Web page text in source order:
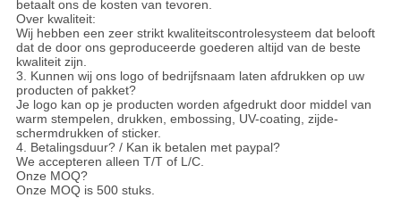
betaalt ons de kosten van tevoren.
Over kwaliteit:
Wij hebben een zeer strikt kwaliteitscontrolesysteem dat belooft
dat de door ons geproduceerde goederen altijd van de beste
kwaliteit zijn.
3. Kunnen wij ons logo of bedrijfsnaam laten afdrukken op uw
producten of pakket?
Je logo kan op je producten worden afgedrukt door middel van
warm stempelen, drukken, embossing, UV-coating, zijde-
schermdrukken of sticker.
4. Betalingsduur? / Kan ik betalen met paypal?
We accepteren alleen T/T of L/C.
Onze MOQ?
Onze MOQ is 500 stuks.